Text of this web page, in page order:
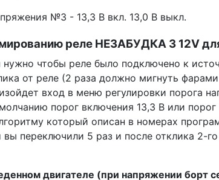
№3 - 13,3 В вкл. 13,0 В выкл.
реле НЕЗАБУДКА 3 12V
чтобы реле было подключено к
от реле (2 раза должно мигнуть
вход в меню регулировки порога
порог включения 13,3 В или
который описан в номерах
переключили 5 раз и после отклика 2-
двигателе (при напряжении борт